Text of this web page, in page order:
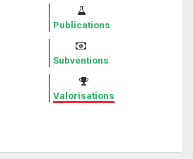
Publications
Subventions
Valorisations